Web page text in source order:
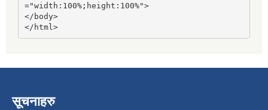
="width:100%;height:100%">
</body>
</html>
सूचनाहरु